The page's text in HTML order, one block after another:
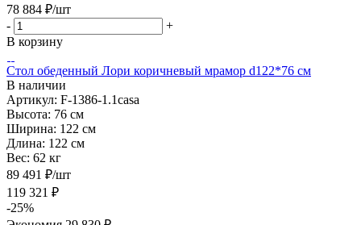
78 884 ₽/шт
-
+
В корзину
Стол обеденный Лори коричневый мрамор d122*76 см
В наличии
Артикул: F-1386-1.1casa
Высота: 76 см
Ширина: 122 см
Длина: 122 см
Вес: 62 кг
89 491 ₽/шт
119 321 ₽
-25%